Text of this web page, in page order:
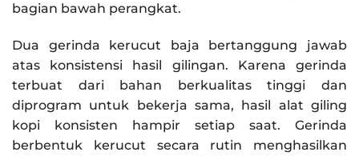
bagian bawah perangkat.
Dua gerinda kerucut baja bertanggung jawab
atas konsistensi hasil gilingan. Karena gerinda
terbuat dari bahan berkualitas tinggi dan
diprogram untuk bekerja sama, hasil alat giling
kopi konsisten hampir setiap saat. Gerinda
berbentuk kerucut secara rutin menghasilkan